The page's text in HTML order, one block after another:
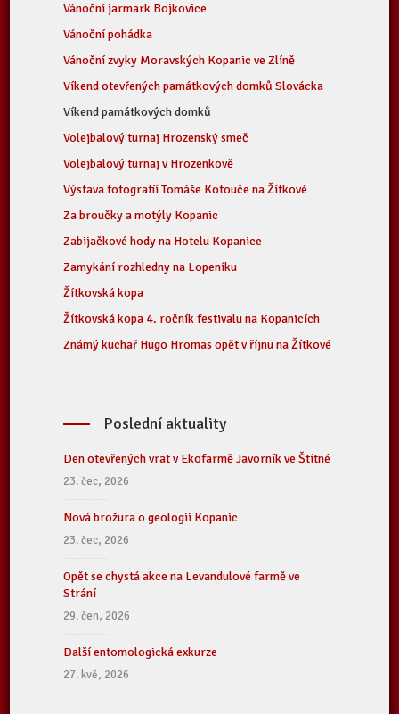
Vánoční jarmark Bojkovice
Vánoční pohádka
Vánoční zvyky Moravských Kopanic ve Zlíně
Víkend otevřených památkových domků Slovácka
Víkend památkových domků
Volejbalový turnaj Hrozenský smeč
Volejbalový turnaj v Hrozenkově
Výstava fotografií Tomáše Kotouče na Žítkové
Za broučky a motýly Kopanic
Zabijačkové hody na Hotelu Kopanice
Zamykání rozhledny na Lopeníku
Žítkovská kopa
Žítkovská kopa 4. ročník festivalu na Kopanicích
Známý kuchař Hugo Hromas opět v říjnu na Žítkové
Poslední aktuality
Den otevřených vrat v Ekofarmě Javorník ve Štítné
23. čec, 2026
Nová brožura o geologii Kopanic
23. čec, 2026
Opět se chystá akce na Levandulové farmě ve
Strání
29. čen, 2026
Další entomologická exkurze
27. kvě, 2026